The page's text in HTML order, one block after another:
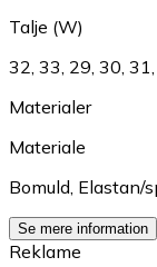
Talje (W)
32, 33, 29, 30, 31,
Materialer
Materiale
Bomuld, Elastan/
Se mere information
Reklame